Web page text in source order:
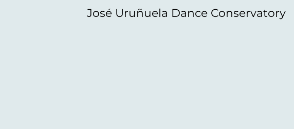
José Uruñuela Dance Conservatory